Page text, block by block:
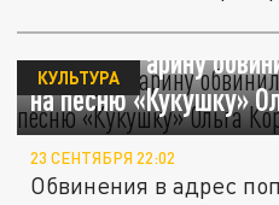
Полину Гагарину
на песню «Кукушку»
КУЛЬТУРА
23 СЕНТЯБРЯ 22:02
Обвинения в адрес